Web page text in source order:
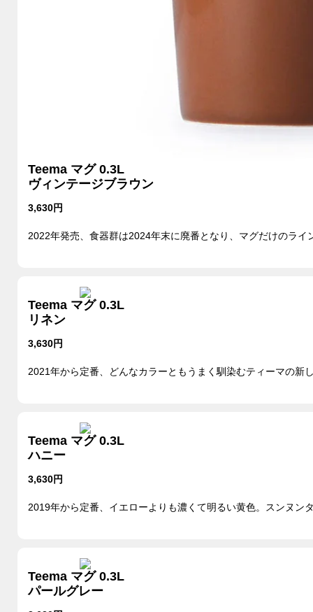
Teema マグ 0.3L
ヴィンテージブラウン
3,630円
2022年発売、食器群は2024年末に廃番となり、マグだけのライ
Teema マグ 0.3L
リネン
3,630円
2021年から定番、どんなカラーともうまく馴染むティーマの新
Teema マグ 0.3L
ハニー
3,630円
2019年から定番、イエローよりも濃くて明るい黄色。スンヌン
Teema マグ 0.3L
パールグレー